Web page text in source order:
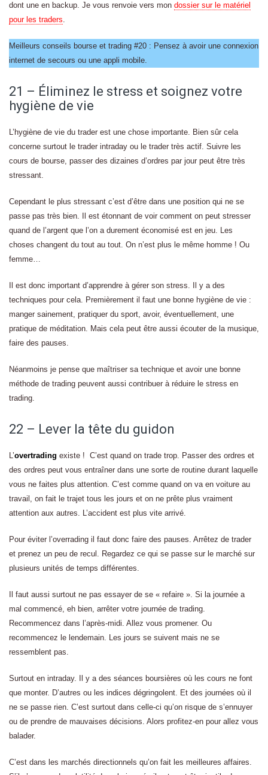
dont une en backup. Je vous renvoie vers mon dossier sur le matériel
pour les traders.
Meilleurs conseils bourse et trading #20 : Pensez à avoir une connexion
internet de secours ou une appli mobile.
21 – Éliminez le stress et soignez votre
hygiène de vie
L’hygiène de vie du trader est une chose importante. Bien sûr cela
concerne surtout le trader intraday ou le trader très actif. Suivre les
cours de bourse, passer des dizaines d’ordres par jour peut être très
stressant.
Cependant le plus stressant c’est d’être dans une position qui ne se
passe pas très bien. Il est étonnant de voir comment on peut stresser
quand de l’argent que l’on a durement économisé est en jeu. Les
choses changent du tout au tout. On n’est plus le même homme ! Ou
femme…
Il est donc important d’apprendre à gérer son stress. Il y a des
techniques pour cela. Premièrement il faut une bonne hygiène de vie :
manger sainement, pratiquer du sport, avoir, éventuellement, une
pratique de méditation. Mais cela peut être aussi écouter de la musique,
faire des pauses.
Néanmoins je pense que maîtriser sa technique et avoir une bonne
méthode de trading peuvent aussi contribuer à réduire le stress en
trading.
22 – Lever la tête du guidon
L’overtrading existe ! C’est quand on trade trop. Passer des ordres et
des ordres peut vous entraîner dans une sorte de routine durant laquelle
vous ne faites plus attention. C’est comme quand on va en voiture au
travail, on fait le trajet tous les jours et on ne prête plus vraiment
attention aux autres. L’accident est plus vite arrivé.
Pour éviter l’overrading il faut donc faire des pauses. Arrêtez de trader
et prenez un peu de recul. Regardez ce qui se passe sur le marché sur
plusieurs unités de temps différentes.
Il faut aussi surtout ne pas essayer de se « refaire ». Si la journée a
mal commencé, eh bien, arrêter votre journée de trading.
Recommencez dans l’après-midi. Allez vous promener. Ou
recommencez le lendemain. Les jours se suivent mais ne se
ressemblent pas.
Surtout en intraday. Il y a des séances boursières où les cours ne font
que monter. D’autres ou les indices dégringolent. Et des journées où il
ne se passe rien. C’est surtout dans celle-ci qu’on risque de s’ennuyer
ou de prendre de mauvaises décisions. Alors profitez-en pour allez vous
balader.
C’est dans les marchés directionnels qu’on fait les meilleures affaires.